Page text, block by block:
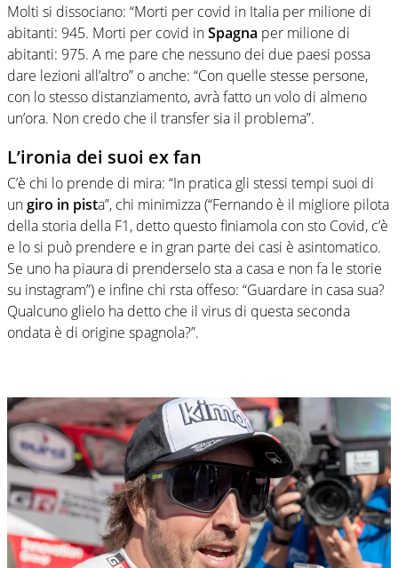
Molti si dissociano: “Morti per covid in Italia per milione di
abitanti: 945. Morti per covid inSpagna per milione di
abitanti: 975. A me pare che nessuno dei due paesi possa
dare lezioni all’altro” o anche: “Con quelle stesse persone,
con lo stesso distanziamento, avrà fatto un volo di almeno
un’ora. Non credo che il transfer sia il problema”.
L’ironia dei suoi ex fan
C’è chi lo prende di mira: “In pratica gli stessi tempi suoi di
ungiro in pista”, chi minimizza (“Fernando è il migliore pilota
della storia della F1, detto questo finiamola con sto Covid, c’è
e lo si può prendere e in gran parte dei casi è asintomatico.
Se uno ha piaura di prenderselo sta a casa e non fa le storie
su instagram”) e infine chi rsta offeso: “Guardare in casa sua?
Qualcuno glielo ha detto che il virus di questa seconda
ondata è di origine spagnola?”.